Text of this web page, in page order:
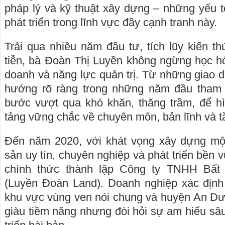
pháp lý và kỹ thuật xây dựng – những yếu
phát triển trong lĩnh vực đầy cạnh tranh này.
Trải qua nhiều năm đầu tư, tích lũy kiến
tiễn, bà Đoàn Thị Luyền không ngừng học
doanh và năng lực quản trị. Từ những giao
hướng rõ ràng trong những năm đầu
bước vượt qua khó khăn, thăng trầm, để
tảng vững chắc về chuyên môn, bản lĩnh và
Đến năm 2020, với khát vọng xây dựng
sản uy tín, chuyên nghiệp và phát triển bền
chính thức thành lập Công ty TNHH
(Luyền Đoàn Land). Doanh nghiệp xác
khu vực vùng ven nói chung và huyện An
giàu tiềm năng nhưng đòi hỏi sự am hiểu